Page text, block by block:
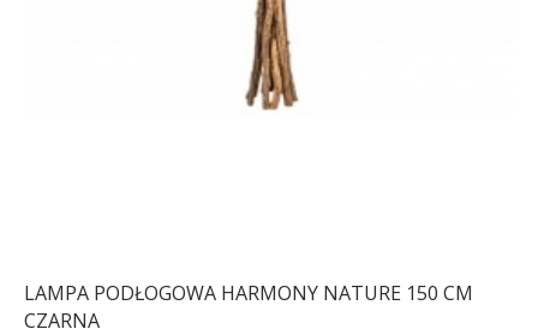
LAMPA PODŁOGOWA HARMONY NATURE 150 CM
CZARNA